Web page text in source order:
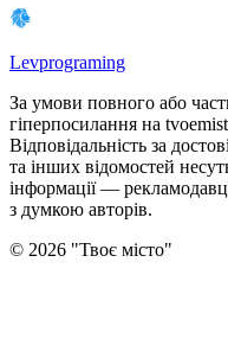
Levprograming
За умови повного або
гіперпосилання на
Відповідальність за
та інших відомостей
інформації —
з думкою авторiв.
© 2026 "Твоє місто"